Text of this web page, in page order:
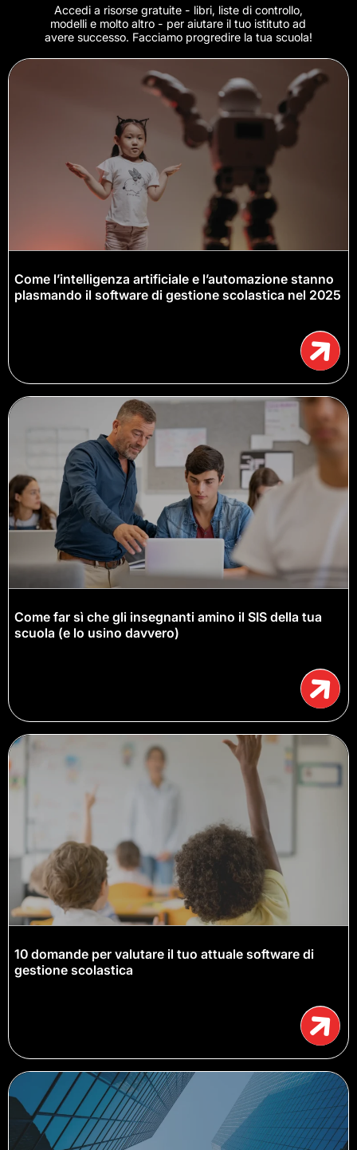
Accedi a risorse gratuite - libri, liste di controllo,
modelli e molto altro - per aiutare il tuo istituto ad
avere successo. Facciamo progredire la tua scuola!
Come l’intelligenza artificiale e l’automazione stanno
plasmando il software di gestione scolastica nel 2025
Come far sì che gli insegnanti amino il SIS della tua
scuola (e lo usino davvero)
10 domande per valutare il tuo attuale software di
gestione scolastica